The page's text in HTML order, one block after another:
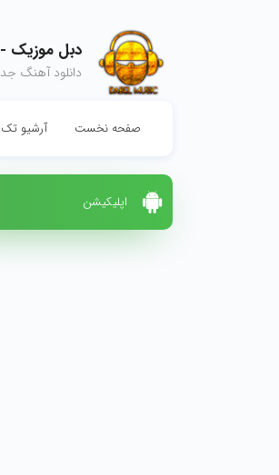
دبل موزیک - DabelMusic
دانلود آهنگ
صفحه نخست آرشیو
اپلیکیشن